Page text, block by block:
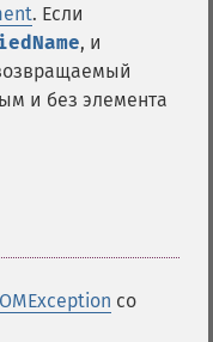
. Если
, и
и без элемента
со